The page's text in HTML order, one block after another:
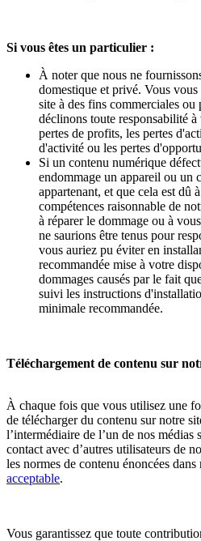
Si vous êtes un particulier :
À noter que nous ne
domestique et privé. Vous
site à des fins commerciales ou
déclinons toute responsabilité
pertes de profits, les pertes
d'activité ou les pertes
Si un contenu numérique
endommage un appareil ou un
appartenant, et que cela est dû
compétences raisonnable de
à réparer le dommage ou à
ne saurions être tenus pour
vous auriez pu éviter en
recommandée mise à votre
dommages causés par le fait
suivi les instructions
minimale recommandée.
Téléchargement de contenu sur
À chaque fois que vous utilisez une
de télécharger du contenu sur notre
l’intermédiaire de l’un de nos médias
contact avec d’autres utilisateurs de
les normes de contenu énoncées dans
acceptable.
Vous garantissez que toute